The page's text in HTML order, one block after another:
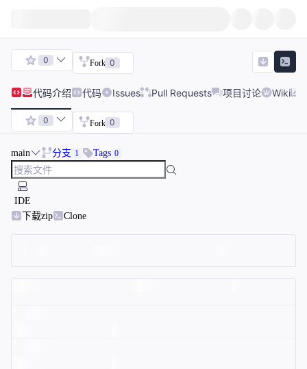
0 Fork 0
代码介绍 代码 Issues Pull Requests 项目讨论 Wiki
0 Fork 0
main 分支 1 Tags 0
IDE
下载zip
Clone